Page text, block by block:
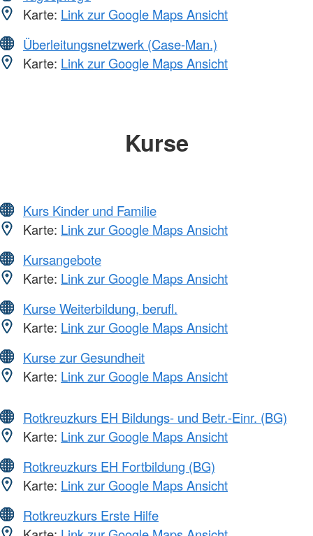
Karte: Link zur Google Maps Ansicht
Überleitungsnetzwerk (Case-Man.)
Karte: Link zur Google Maps Ansicht
Kurse
Kurs Kinder und Familie
Karte: Link zur Google Maps Ansicht
Kursangebote
Karte: Link zur Google Maps Ansicht
Kurse Weiterbildung, berufl.
Karte: Link zur Google Maps Ansicht
Kurse zur Gesundheit
Karte: Link zur Google Maps Ansicht
Rotkreuzkurs EH Bildungs- und Betr.-Einr. (BG)
Karte: Link zur Google Maps Ansicht
Rotkreuzkurs EH Fortbildung (BG)
Karte: Link zur Google Maps Ansicht
Rotkreuzkurs Erste Hilfe